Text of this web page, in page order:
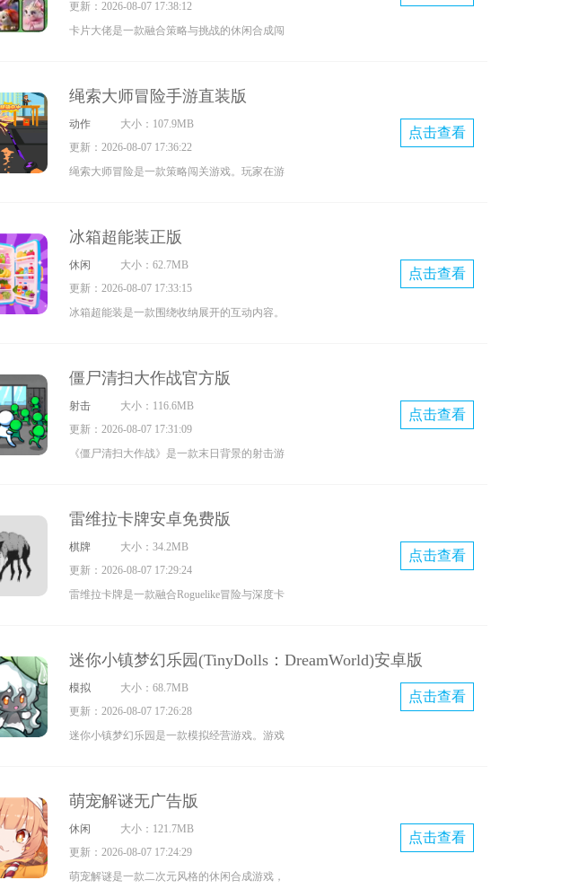
个能让玩家深度融入的东方奇幻世界。
更新：2026-08-07 17:38:12
卡片大佬是一款融合策略与挑战的休闲合成闯
手，体验成长与突破的乐趣。玩家能够自由搭
配卡牌的技能与属性，打造专属的强力卡组，
在战斗中充分展现自身的智慧与实力。感兴趣
绳索大师冒险手游直装版
动作
大小：107.9MB
更新：2026-08-07 17:36:22
绳索大师冒险是一款策略闯关游戏。玩家在游
屏幕投掷绳索，一旦绳索命中敌人，再往回滑
动屏幕，就能把敌人拽飞并将其消灭。此外，
场景中还存在炸药等物品，合理利用这些物品
点击查看
冰箱超能装正版
休闲
大小：62.7MB
更新：2026-08-07 17:33:15
冰箱超能装是一款围绕收纳展开的互动内容。
内部空间，把物品有条理地摆放到指定位置。
在这个过程里，玩家能感受到收纳带来的平和
与满足，还能开启不同主题的收纳关卡。通过
点击查看
僵尸清扫大作战官方版
射击
大小：116.6MB
更新：2026-08-07 17:31:09
《僵尸清扫大作战》是一款末日背景的射击游
类地点，局势复杂且充满挑战。玩家可使用多
种武器对僵尸造成高额伤害，体验酣畅的战斗
快感。射击操作精准流畅，战斗过程紧张刺
激、精彩纷呈。此外，游戏还提供多张不同地
点击查看
雷维拉卡牌安卓免费版
棋牌
大小：34.2MB
更新：2026-08-07 17:29:24
雷维拉卡牌是一款融合Roguelike冒险与深度卡
界里开启试炼。通过持续发掘新卡牌、优化牌
组组合，应对随机生成的敌人与事件，每一次
抉择都会左右旅程的进程与最终结局。
点击查看
迷你小镇梦幻乐园(TinyDolls：DreamWorld)安卓版
模拟
大小：68.7MB
更新：2026-08-07 17:26:28
迷你小镇梦幻乐园是一款模拟经营游戏。游戏
探索，挑选合适的地方建造属于自己的小镇。
随着游玩进度推进，玩家会解锁全新建筑，吸
引更多居民，让游玩体验不断丰富。此外，玩
点击查看
萌宠解谜无广告版
休闲
大小：121.7MB
更新：2026-08-07 17:24:29
萌宠解谜是一款二次元风格的休闲合成游戏，
点击查看